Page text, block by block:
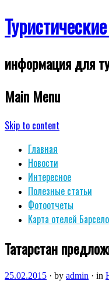
информация для
Main Menu
Skip to content
Главная
Новости
Интересное
Полезные статьи
Фотоотчеты
Карта отелей
Татарстан
25.02.2015 · by admin · in